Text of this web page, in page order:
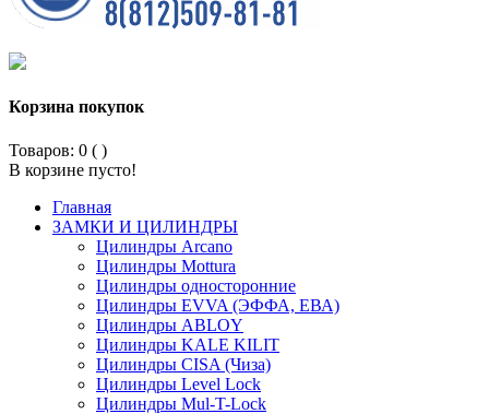
Корзина покупок
Товаров: 0 ( )
В корзине пусто!
Главная
ЗАМКИ И ЦИЛИНДРЫ
Цилиндры Arcano
Цилиндры Mottura
Цилиндры односторонние
Цилиндры EVVA (ЭФФА, ЕВА)
Цилиндры ABLOY
Цилиндры KALE KILIT
Цилиндры CISA (Чиза)
Цилиндры Level Lock
Цилиндры Mul-T-Lock